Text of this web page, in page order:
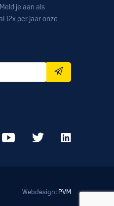
je aan als
12x per jaar onze
Webdesign: PVM